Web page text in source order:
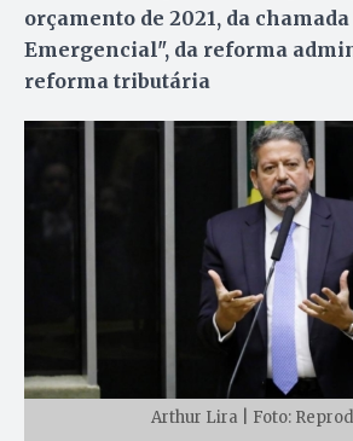
orçamento de 2021, da chamada
Emergencial", da reforma
reforma tributária
Arthur Lira | Foto: